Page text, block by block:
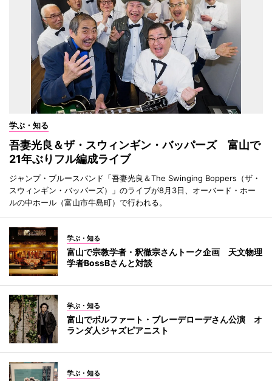
学ぶ・知る
吾妻光良＆ザ・スウィンギン・バッパーズ 富山で
21年ぶりフル編成ライブ
ジャンプ・ブルースバンド「吾妻光良＆The Swinging Boppers（ザ・
スウィンギン・バッパーズ）」のライブが8月3日、オーバード・ホー
ルの中ホール（富山市牛島町）で行われる。
学ぶ・知る
富山で宗教学者・釈徹宗さんトーク企画 天文物理
学者BossBさんと対談
学ぶ・知る
富山でボルファート・ブレーデローデさん公演 オ
ランダ人ジャズピアニスト
学ぶ・知る